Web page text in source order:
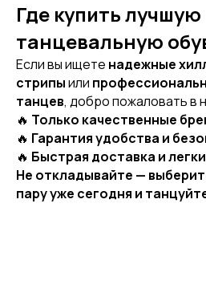
Где купить лучшую
танцевальную
Если вы ищете надежные
стрипыили
танцев, добро пожаловать в
🔥 Только качественные
🔥 Гарантия удобства и
🔥 Быстрая доставка и
Не откладывайте —
пару уже сегодня и
ИНДИВИДУАЛЬНЫЙ
[ CUSTOM FOOTWEAR ]